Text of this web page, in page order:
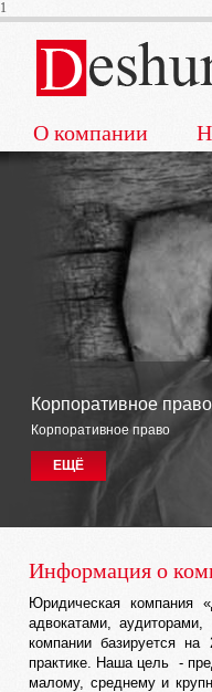
1
О компании
Корпоративное право
Корпоративное право
ЕЩЁ
Информация о
Юридическая компания
адвокатами,
компании базируется на
практике. Наша цель -
малому, среднему и